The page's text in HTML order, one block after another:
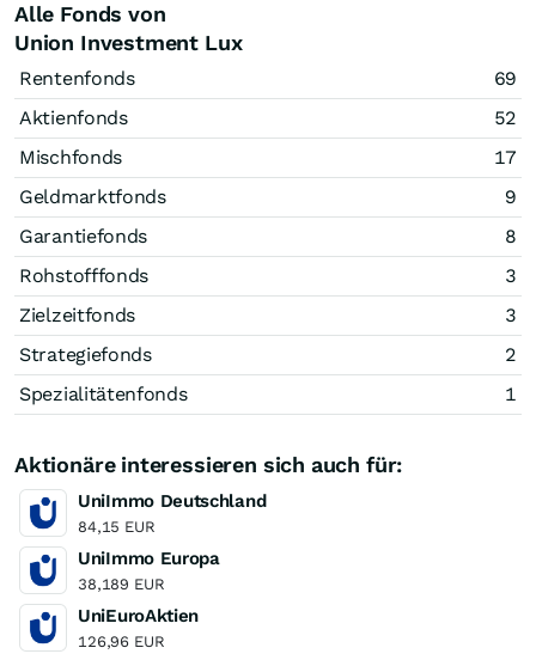
Alle Fonds von
Union Investment Lux
Rentenfonds
69
Aktienfonds
52
Mischfonds
17
Geldmarktfonds
9
Garantiefonds
8
Rohstofffonds
3
Zielzeitfonds
3
Strategiefonds
2
Spezialitätenfonds
1
Aktionäre interessieren sich auch für:
UniImmo Deutschland
84,15 EUR
UniImmo Europa
38,189 EUR
UniEuroAktien
126,96 EUR